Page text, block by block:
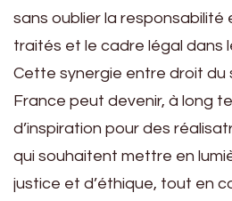
sans oublier la responsabilité
traités et le cadre légal dans
Cette synergie entre droit du
France peut devenir, à long
d’inspiration pour des
qui souhaitent mettre en
justice et d’éthique, tout en